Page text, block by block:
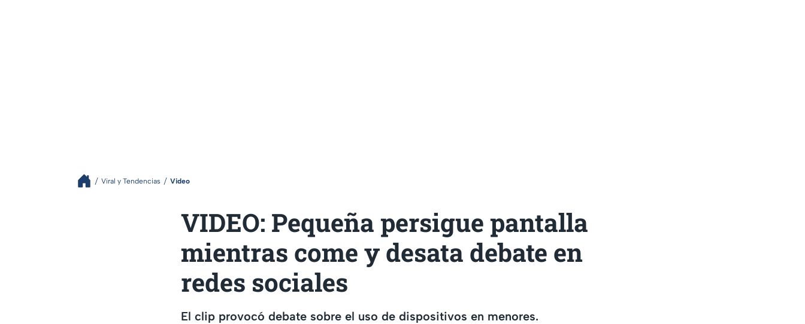
Viral y Tendencias Video
VIDEO: Pequeña persigue pantalla
mientras come y desata debate en
redes sociales
El clip provocó debate sobre el uso de dispositivos en menores.